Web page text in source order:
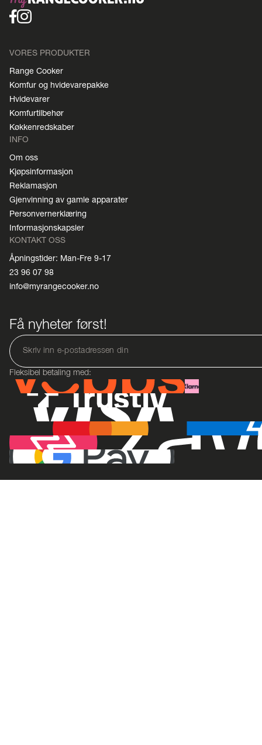
VORES PRODUKTER
Range Cooker
Komfur og hvidevarepakke
Hvidevarer
Komfurtilbehør
Køkkenredskaber
INFO
Om oss
Kjøpsinformasjon
Reklamasjon
Gjenvinning av gamle apparater
Personvernerklæring
Informasjonskapsler
KONTAKT OSS
Åpningstider: Man-Fre 9-17
23 96 07 98
info@myrangecooker.no
Få nyheter først!
Fleksibel betaling med: